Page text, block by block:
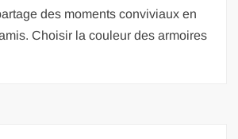
des moments conviviaux en
Choisir la couleur des armoires